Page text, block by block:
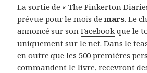
La sortie de « The Pinkerton
prévue pour le mois demars. Le
annoncé sur sonFacebook que le
uniquement sur le net. Dans le
en outre que les 500 premières
commandent le livre, recevront